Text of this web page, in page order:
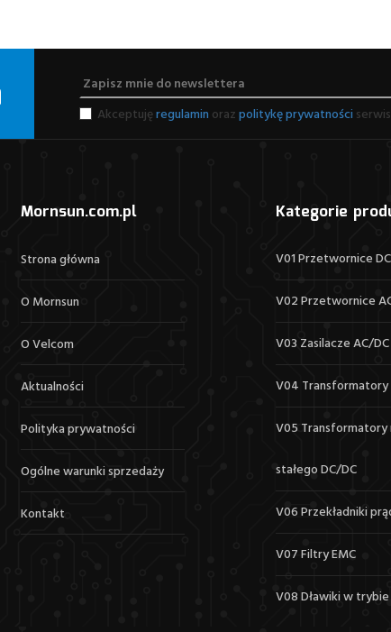
Akceptujęregulamin orazpolitykę prywatności
Mornsun.com.pl
Strona główna
O Mornsun
O Velcom
Aktualności
Polityka prywatności
Ogólne warunki sprzedaży
Kontakt
Kategorie
V01 Przetwornice
V02 Przetwornice
V03 Zasilacze AC/DC
V04 Transformatory
V05 Transformatory
stałego DC/DC
V06 Przekładniki
V07 Filtry EMC
V08 Dławiki w trybie